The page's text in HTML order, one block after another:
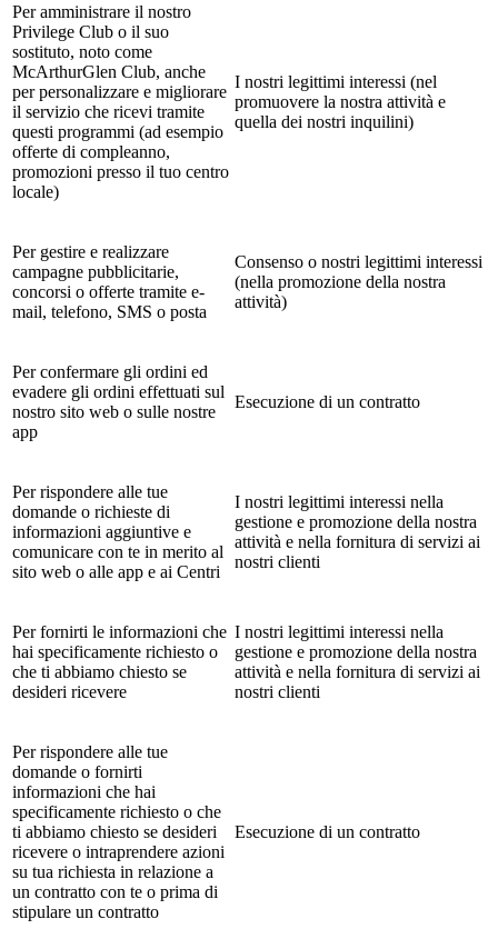
Per amministrare il nostro
Privilege Club o il suo
sostituto, noto come
McArthurGlen Club, anche
per personalizzare e migliorare
il servizio che ricevi tramite
questi programmi (ad esempio
offerte di compleanno,
promozioni presso il tuo centro
locale)
I nostri legittimi interessi (nel
promuovere la nostra attività e
quella dei nostri inquilini)
Per gestire e realizzare
campagne pubblicitarie,
concorsi o offerte tramite e-
mail, telefono, SMS o posta
Consenso o nostri legittimi interessi
(nella promozione della nostra
attività)
Per confermare gli ordini ed
evadere gli ordini effettuati sul
nostro sito web o sulle nostre
app
Esecuzione di un contratto
Per rispondere alle tue
domande o richieste di
informazioni aggiuntive e
comunicare con te in merito al
sito web o alle app e ai Centri
I nostri legittimi interessi nella
gestione e promozione della nostra
attività e nella fornitura di servizi ai
nostri clienti
Per fornirti le informazioni che
hai specificamente richiesto o
che ti abbiamo chiesto se
desideri ricevere
I nostri legittimi interessi nella
gestione e promozione della nostra
attività e nella fornitura di servizi ai
nostri clienti
Per rispondere alle tue
domande o fornirti
informazioni che hai
specificamente richiesto o che
ti abbiamo chiesto se desideri
ricevere o intraprendere azioni
su tua richiesta in relazione a
un contratto con te o prima di
stipulare un contratto
Esecuzione di un contratto